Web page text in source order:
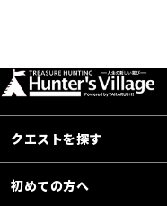
クエストを探す
初めての方へ